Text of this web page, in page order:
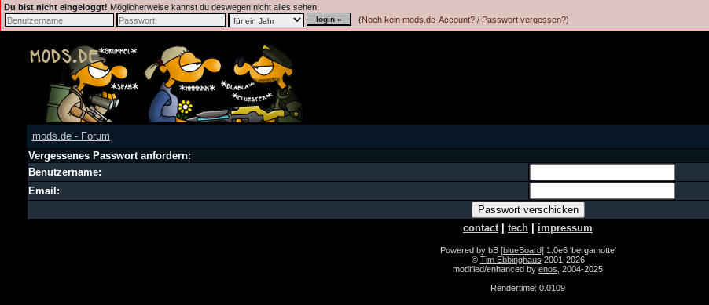
Du bist nicht eingeloggt! Möglicherweise kannst du deswegen nicht alles sehen.
(Noch kein mods.de-Account? / Passwort vergessen?)
mods.de - Forum
Vergessenes Passwort anfordern:
Benutzername:
Email:
contact| tech impressum
Powered by bB [blueBoard] 1.0e6 'bergamotte'
© Tim Ebbinghaus 2001-2026
modified/enhanced by enos , 2004-2025
Rendertime: 0.0109